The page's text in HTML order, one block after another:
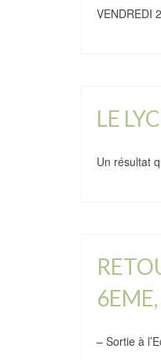
VENDREDI
LE
Un résultat
– Sortie à